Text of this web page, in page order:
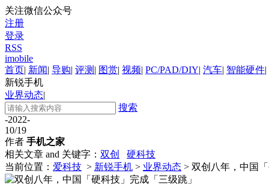
关注微信公众号
注册
登录
RSS
imobile
首页| 新闻| 导购| 评测 | 图赏| 视频| PC/PAD/DIY| 汽车| 智能硬件|
新锐手机
业界动态|
搜索
-2022-
10/19
作者 手机之家
相关文章 and 关键字： 双创
硬科技
当前位置： 爱科技 > 新锐手机 > 业界动态 > 双创八年，中国